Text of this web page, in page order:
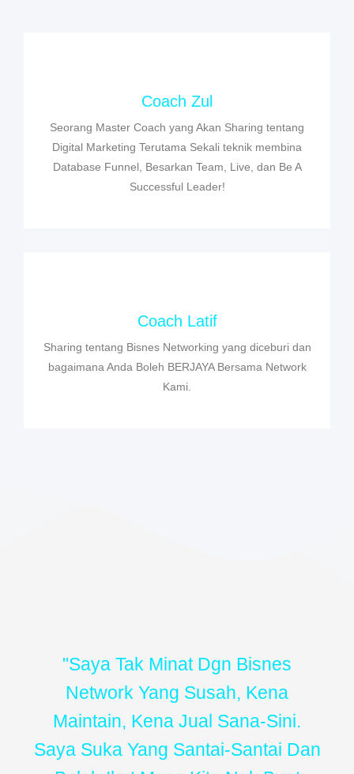
Coach Zul
Seorang Master Coach yang Akan Sharing tentang
Digital Marketing Terutama Sekali teknik membina
Database Funnel, Besarkan Team, Live, dan Be A
Successful Leader!
Coach Latif
Sharing tentang Bisnes Networking yang diceburi dan
bagaimana Anda Boleh BERJAYA Bersama Network
Kami.
"Saya Tak Minat Dgn Bisnes
Network Yang Susah, Kena
Maintain, Kena Jual Sana-Sini.
Saya Suka Yang Santai-Santai Dan